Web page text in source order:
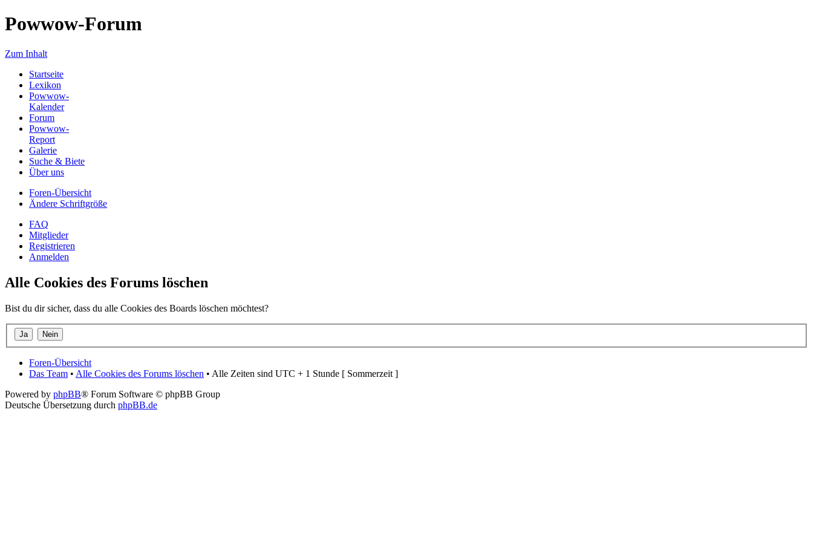
Powwow-Forum
Zum Inhalt
Startseite
Lexikon
Powwow-
Kalender
Forum
Powwow-
Report
Galerie
Suche & Biete
Über uns
Foren-Übersicht
Ändere Schriftgröße
FAQ
Mitglieder
Registrieren
Anmelden
Alle Cookies des Forums löschen
Bist du dir sicher, dass du alle Cookies des Boards löschen möchtest?
Foren-Übersicht
Das Team • Alle Cookies des Forums löschen • Alle Zeiten sind UTC + 1 Stunde [ Sommerzeit ]
Powered by phpBB® Forum Software © phpBB Group
Deutsche Übersetzung durch phpBB.de